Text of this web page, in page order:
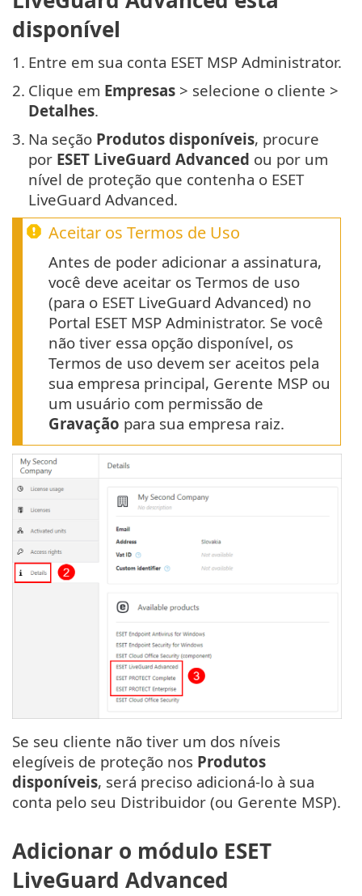
disponível
1. Entre em sua conta ESET MSP Administrator.
2. Clique em Empresas > selecione o cliente >
Detalhes.
3. Na seção Produtos disponíveis, procure
por ESET LiveGuard Advanced ou por um
nível de proteção que contenha o ESET
LiveGuard Advanced.
Aceitar os Termos de Uso
Antes de poder adicionar a assinatura,
você deve aceitar os Termos de uso
(para o ESET LiveGuard Advanced) no
Portal ESET MSP Administrator. Se você
não tiver essa opção disponível, os
Termos de uso devem ser aceitos pela
sua empresa principal, Gerente MSP ou
um usuário com permissão de
Gravação para sua empresa raiz.
Se seu cliente não tiver um dos níveis
elegíveis de proteção nos Produtos
disponíveis, será preciso adicioná-lo à sua
conta pelo seu Distribuidor (ou Gerente MSP).
Adicionar o módulo ESET
LiveGuard Advanced